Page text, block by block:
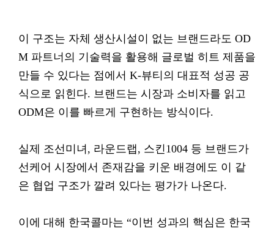
이 구조는 자체 생산시설이 없는 브랜드라도 OD
M 파트너의 기술력을 활용해 글로벌 히트 제품을
만들 수 있다는 점에서 K-뷰티의 대표적 성공 공
식으로 읽힌다. 브랜드는 시장과 소비자를 읽고
ODM은 이를 빠르게 구현하는 방식이다.
실제 조선미녀, 라운드랩, 스킨1004 등 브랜드가
선케어 시장에서 존재감을 키운 배경에도 이 같
은 협업 구조가 깔려 있다는 평가가 나온다.
이에 대해 한국콜마는 “이번 성과의 핵심은 한국